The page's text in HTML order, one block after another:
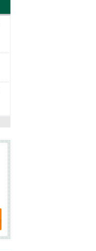
メールでのお問い合わせ